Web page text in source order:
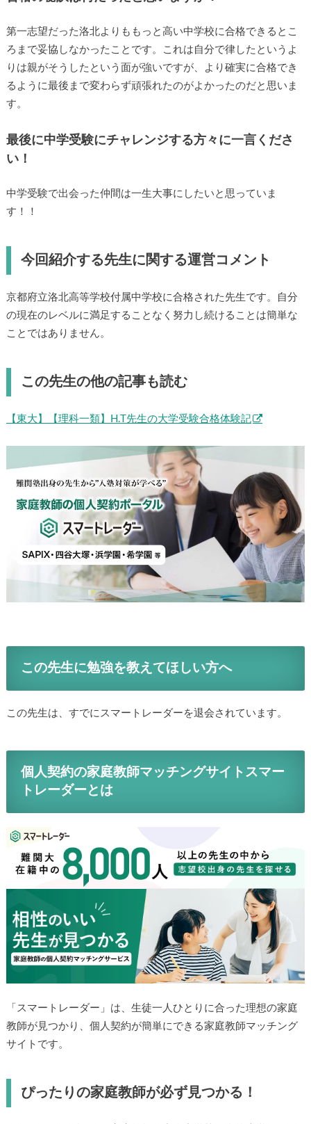
第一志望だった洛北よりももっと高い中学校に合格できるとこ
ろまで妥協しなかったことです。これは自分で律したというよ
りは親がそうしたという面が強いですが、より確実に合格でき
るように最後まで変わらず頑張れたのがよかったのだと思いま
す。
最後に中学受験にチャレンジする方々に一言くださ
い！
中学受験で出会った仲間は一生大事にしたいと思っていま
す！！
今回紹介する先生に関する運営コメント
京都府立洛北高等学校付属中学校に合格された先生です。自分
の現在のレベルに満足することなく努力し続けることは簡単な
ことではありません。
この先生の他の記事も読む
【東大】【理科一類】H.T先生の大学受験合格体験記
この先生に勉強を教えてほしい方へ
この先生は、すでにスマートレーダーを退会されています。
個人契約の家庭教師マッチングサイトスマー
トレーダーとは
「スマートレーダー」は、生徒一人ひとりに合った理想の家庭
教師が見つかり、個人契約が簡単にできる家庭教師マッチング
サイトです。
ぴったりの家庭教師が必ず見つかる！